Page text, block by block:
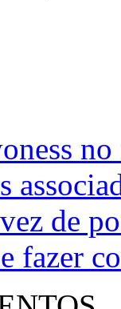
de
fazer